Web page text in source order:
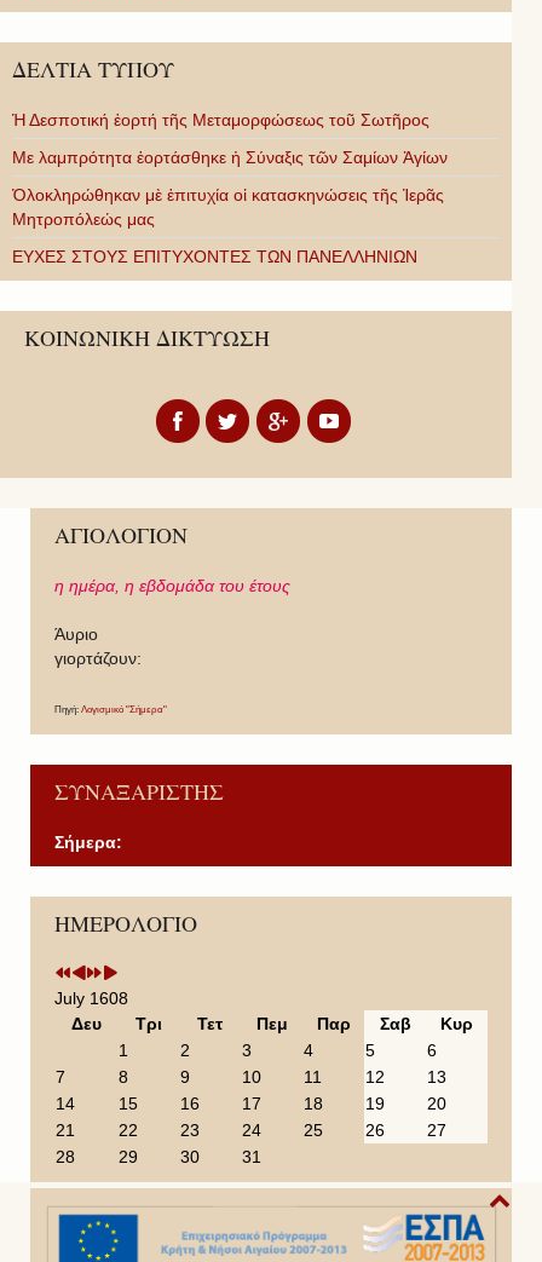
ΔΕΛΤΙΑ ΤΥΠΟΥ
Ἡ Δεσποτική ἑορτή τῆς Μεταμορφώσεως τοῦ Σωτῆρος
Με λαμπρότητα ἑορτάσθηκε ἡ Σύναξις τῶν Σαμίων Ἁγίων
Ὁλοκληρώθηκαν μὲ ἐπιτυχία οἱ κατασκηνώσεις τῆς Ἱερᾶς
Μητροπόλεώς μας
ΕΥΧΕΣ ΣΤΟΥΣ ΕΠΙΤΥΧΟΝΤΕΣ ΤΩΝ ΠΑΝΕΛΛΗΝΙΩΝ
ΚΟΙΝΩΝΙΚΗ ΔΙΚΤΥΩΣΗ
ΑΓΙΟΛΟΓΙΟΝ
η ημέρα, η εβδομάδα του έτους
Άυριο
γιορτάζουν:
Πηγή: Λογισμικό "Σήμερα"
ΣΥΝΑΞΑΡΙΣΤΗΣ
Σήμερα:
ΗΜΕΡΟΛΟΓΙΟ
P
r
v
i
e
a
r
P
r
v
i
o
o
n
t
h
N
e
t
Y
e
N
e
t
M
July 1608
Δευ
Τρι Τετ Πεμ Παρ Σαβ
Κυρ
1
2 3 4 5
6
7
8 9 10 11 12
13
14
15 16 17 18 19
20
21
22 23 24 25 26
27
28
29 30 31